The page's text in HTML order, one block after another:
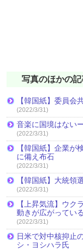
写真のほかの
【韓国紙】委員会
(2022/3/31)
音楽に国境はない
(2022/3/31)
【韓国紙】企業
に備え布石
(2022/3/31)
【韓国紙】大統領
(2022/3/31)
【上昇気流】ウク
動きが広がっている
(2022/3/31)
日米で対中核抑止
シ・ヨシハラ氏